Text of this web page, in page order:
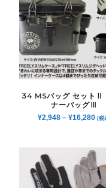
34 MSバッグ セットⅡ
ナーバッグⅢ
¥2,948– ¥16,280 (税